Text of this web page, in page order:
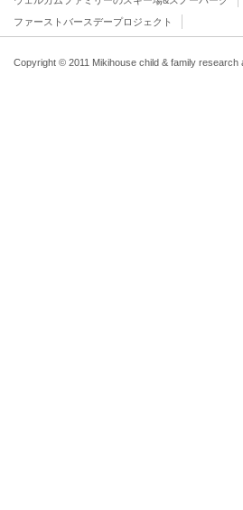
ファーストバースデープロジェクト
Copyright © 2011 Mikihouse child & family